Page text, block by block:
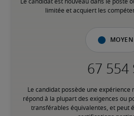
Le candidat est nouveau dans le poste
limitée et acquiert les
Moyen
Le candidat possède une expérience
répond à la plupart des exigences ou
transférables équivalentes, et peut